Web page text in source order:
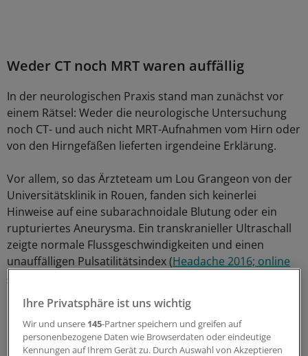
Weder CT noch MRT waren auffällig
In der neurologischen Praxis stand man zunächst vor
einem Rätsel: Weder die neurologische Untersuchung
noch CT- und auch nicht MRT-Aufnahmen vom Hirn oder
von den Hirngefäßen lieferten irgendeine Erklärung.
Vor allem, so das Ärzteteam um Lou Grangeon von der
Universitätsklinik in Rouen, fanden sich keinerlei
Hinweise auf eine subarachnoidale Blutung oder ein
rupturiertes Aneurysma. Ein transkranieller Ultraschall
zeigte normale Flussgeschwindigkeiten und einen
unauffälligen Pulsatilitätsindex (Headache 2016; online
4. August
Initial hatten die Ärzte es mit einer Therapie mit dem
Kalziumkanalblocker Nimodipin versucht, aber nachdem
klar geworden war, dass es sich nicht um eine
Ihre Privatsphäre ist uns wichtig
Wir und unsere 145-Partner speichern und greifen auf
personenbezogene Daten wie Browserdaten oder eindeutige
Kennungen auf Ihrem Gerät zu. Durch Auswahl von Akzeptieren